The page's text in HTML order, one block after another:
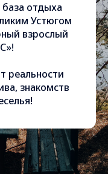
база отдыха
Устюгом
взрослый
реальности
знакомств